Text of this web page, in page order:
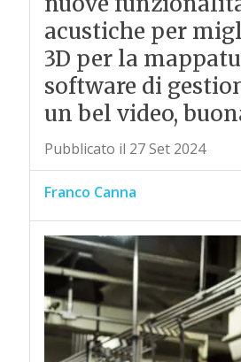
acustiche per
3D per la
software di
un bel video,
Pubblicato il 27 Set 2024
Franco Canna